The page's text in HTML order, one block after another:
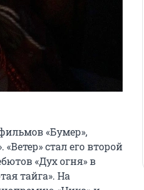
«Бумер»,
стал его второй
«Дух огня» в
тайга». На